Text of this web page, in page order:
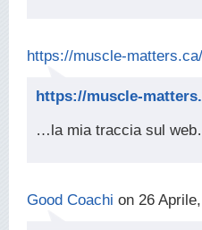
https://muscle-matters.ca/
https://muscle-
…la mia traccia sul
Good Coachi on 26